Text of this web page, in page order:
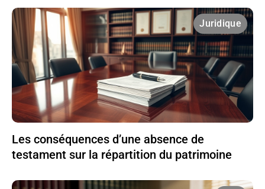
Juridique
Les conséquences d’une absence de
testament sur la répartition du patrimoine